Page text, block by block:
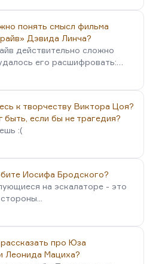
понять смысл фильма
Дэвида Линча?
действительно сложно
его расшифровать:…
к творчеству Виктора Цоя?
быть, если бы не трагедия?
:(
Иосифа Бродского?
на эскалаторе - это
про Юза
Леонида Мациха?